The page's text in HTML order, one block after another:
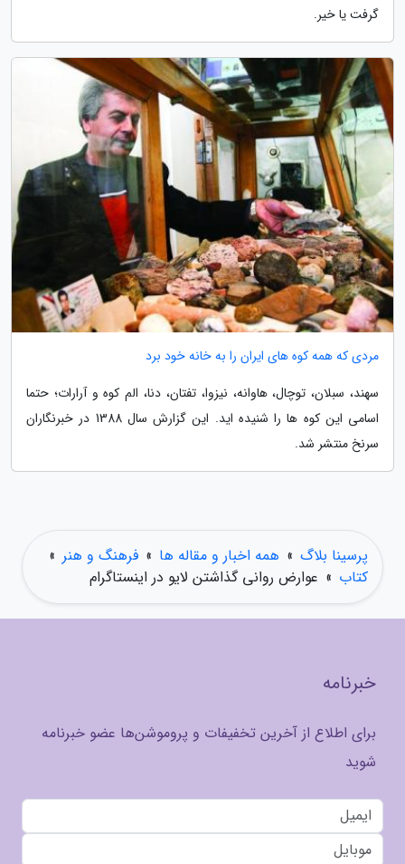
گرفت یا خیر.
مردی که همه کوه های ایران را به خانه خود برد
سهند، سبلان، توچال، هاوانه، نیزوا، تفتان، دنا، الم کوه و آرارات؛ حتما
اسامی این کوه ها را شنیده اید. این گزارش سال 1388 در خبرنگاران
سرنخ منتشر شد.
پرسینا بلاگ » همه اخبار و مقاله ها » فرهنگ و هنر »
کتاب » عوارض روانی گذاشتن لایو در اینستاگرام
خبرنامه
برای اطلاع از آخرین تخفیفات و پروموشن‌ها عضو خبرنامه
شوید